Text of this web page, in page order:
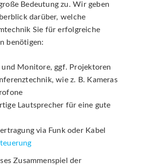
Bedeutung zu. Wir geben
darüber, welche
Sie für erfolgreiche
benötigen:
und Monitore, ggf. Projektoren
wie z. B. Kameras
Lautsprecher für eine gute
via Funk oder Kabel
Zusammenspiel der